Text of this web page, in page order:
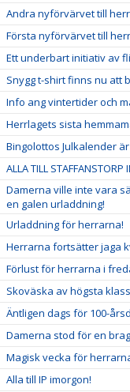
Andra nyförvärvet till
Första nyförvärvet till
Ett underbart initiativ av
Snygg t-shirt finns nu att
Info ang vintertider och
Herrlagets sista
Bingolottos Julkalender
ALLA TILL STAFFANSTORP
Damerna ville inte vara
en galen urladdning!
Urladdning för herrarna!
Herrarna fortsätter jaga
Förlust för herrarna i
Skoväska av högsta
Äntligen dags för 100-
Damerna stod för en
Magisk vecka för
Alla till IP imorgon!